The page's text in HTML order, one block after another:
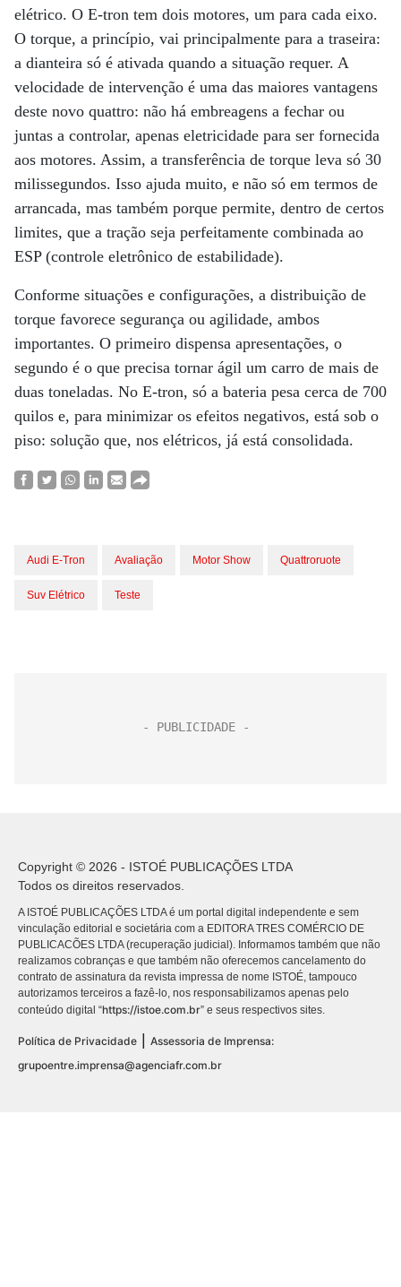
elétrico. O E-tron tem dois motores, um para cada eixo.
O torque, a princípio, vai principalmente para a traseira:
a dianteira só é ativada quando a situação requer. A
velocidade de intervenção é uma das maiores vantagens
deste novo quattro: não há embreagens a fechar ou
juntas a controlar, apenas eletricidade para ser fornecida
aos motores. Assim, a transferência de torque leva só 30
milissegundos. Isso ajuda muito, e não só em termos de
arrancada, mas também porque permite, dentro de certos
limites, que a tração seja perfeitamente combinada ao
ESP (controle eletrônico de estabilidade).
Conforme situações e configurações, a distribuição de
torque favorece segurança ou agilidade, ambos
importantes. O primeiro dispensa apresentações, o
segundo é o que precisa tornar ágil um carro de mais de
duas toneladas. No E-tron, só a bateria pesa cerca de 700
quilos e, para minimizar os efeitos negativos, está sob o
piso: solução que, nos elétricos, já está consolidada.
Audi E-Tron Avaliação Motor Show Quattroruote
Suv Elétrico Teste
Copyright © 2026 - ISTOÉ PUBLICAÇÕES LTDA
Todos os direitos reservados.
A ISTOÉ PUBLICAÇÕES LTDA é um portal digital independente e sem
vinculação editorial e societária com a EDITORA TRES COMÉRCIO DE
PUBLICACÕES LTDA (recuperação judicial). Informamos também que não
realizamos cobranças e que também não oferecemos cancelamento do
contrato de assinatura da revista impressa de nome ISTOÉ, tampouco
autorizamos terceiros a fazê-lo, nos responsabilizamos apenas pelo
conteúdo digital “https://istoe.com.br” e seus respectivos sites.
Política de Privacidade | Assessoria de Imprensa:
grupoentre.imprensa@agenciafr.com.br